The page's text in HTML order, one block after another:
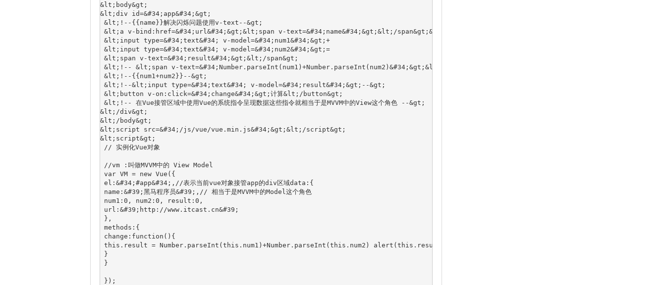
&lt;body&gt;
&lt;div id=&#34;app&#34;&gt;
&lt;!‐‐{{name}}解决闪烁问题使用v‐text‐‐&gt;
&lt;a v‐bind:href=&#34;url&#34;&gt;&lt;span v‐text=&#34;name&#34;&gt;&lt;/span&gt;&lt;/a&gt;
&lt;input type=&#34;text&#34; v‐model=&#34;num1&#34;&gt;+
&lt;input type=&#34;text&#34; v‐model=&#34;num2&#34;&gt;=
&lt;span v‐text=&#34;result&#34;&gt;&lt;/span&gt;
&lt;!‐‐ &lt;span v‐text=&#34;Number.parseInt(num1)+Number.parseInt(num2)&#34;&gt;&lt;/span&gt;‐‐&gt;
&lt;!‐‐{{num1+num2}}‐‐&gt;
&lt;!‐‐&lt;input type=&#34;text&#34; v‐model=&#34;result&#34;&gt;‐‐&gt;
&lt;button v‐on:click=&#34;change&#34;&gt;计算&lt;/button&gt;
&lt;!‐‐ 在Vue接管区域中使用Vue的系统指令呈现数据这些指令就相当于是MVVM中的View这个角色 ‐‐&gt;
&lt;/div&gt;
&lt;/body&gt;
&lt;script src=&#34;/js/vue/vue.min.js&#34;&gt;&lt;/script&gt;
&lt;script&gt;
// 实例化Vue对象
//vm :叫做MVVM中的 View Model
var VM = new Vue({
el:&#34;#app&#34;,//表示当前vue对象接管app的div区域data:{
name:&#39;黑马程序员&#39;,// 相当于是MVVM中的Model这个角色
num1:0, num2:0, result:0,
url:&#39;http://www.itcast.cn&#39;
},
methods:{
change:function(){
this.result = Number.parseInt(this.num1)+Number.parseInt(this.num2) alert(this.result)
}
}
});